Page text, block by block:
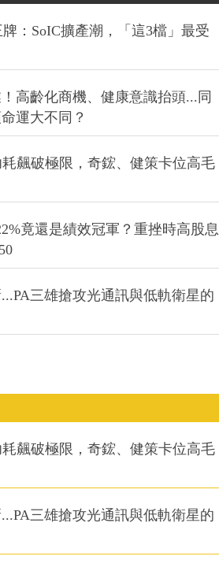
：SoIC擴產潮，「這3檔」最受
高齡化商機、健康意識抬頭...同
運大不同？
飆破極限，奇鋐、健策卡位高毛
竟還是績效冠軍？重挫時高股息
三雄搶攻光通訊與低軌衛星的
飆破極限，奇鋐、健策卡位高毛
三雄搶攻光通訊與低軌衛星的